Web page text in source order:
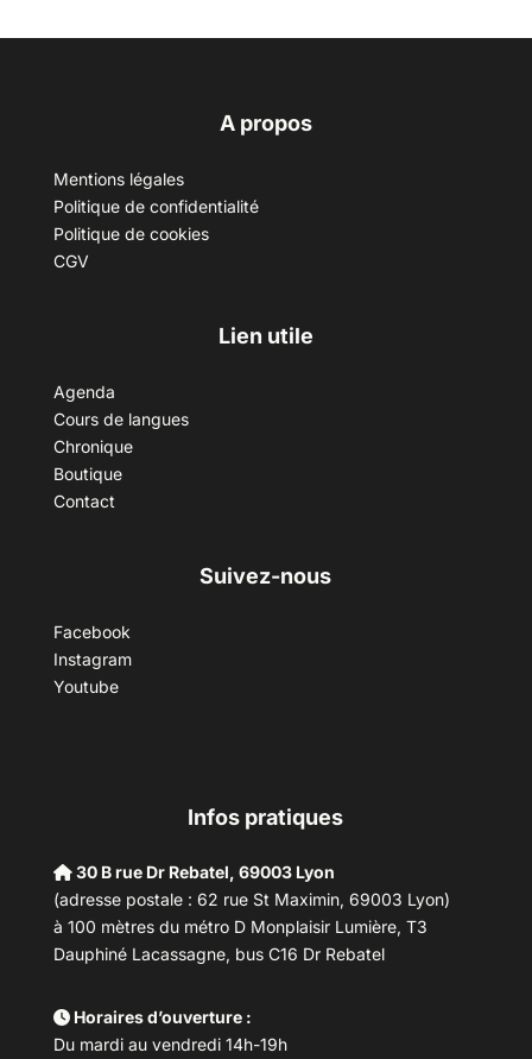
A propos
Mentions légales
Politique de confidentialité
Politique de cookies
CGV
Lien utile
Agenda
Cours de langues
Chronique
Boutique
Contact
Suivez-nous
Facebook
Instagram
Youtube
Infos pratiques
30 B rue Dr Rebatel, 69003 Lyon
(adresse postale : 62 rue St Maximin, 69003 Lyon)
à 100 mètres du métro D Monplaisir Lumière, T3
Dauphiné Lacassagne, bus C16 Dr Rebatel
Horaires d’ouverture :
Du mardi au vendredi 14h-19h